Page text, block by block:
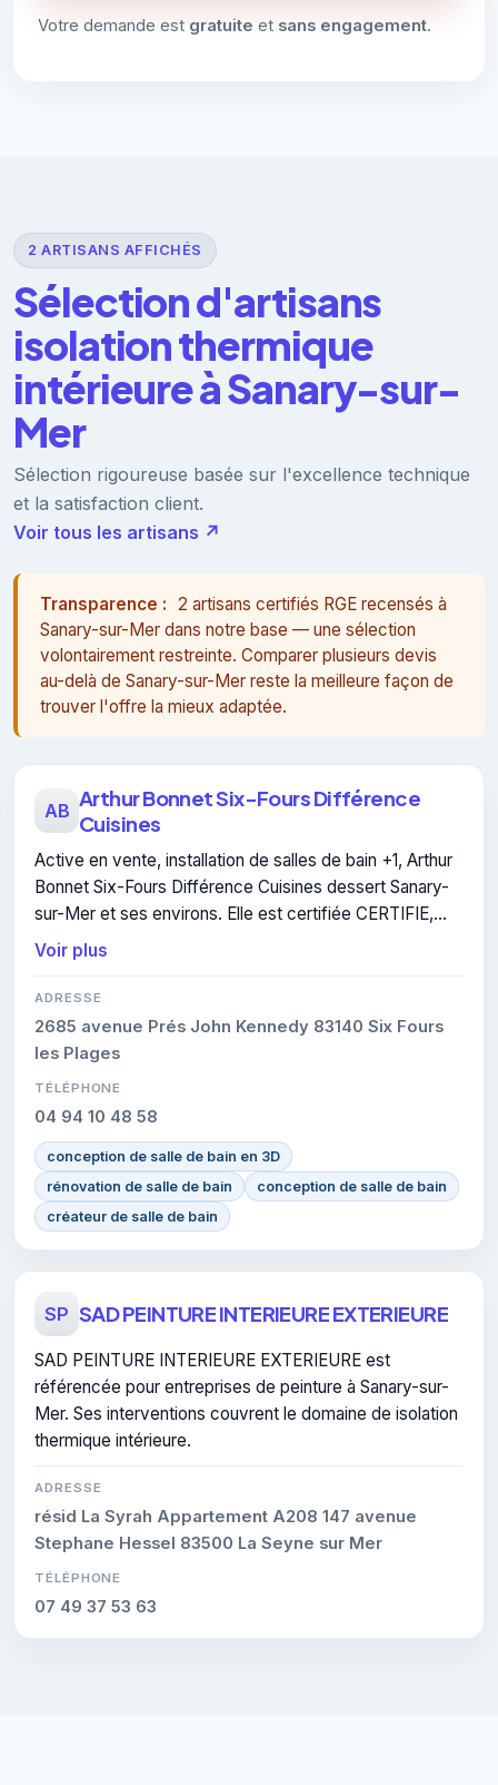
Votre demande est gratuite et sans engagement.
2 ARTISANS AFFICHÉS
Sélection d'artisans
isolation thermique
intérieure à Sanary-sur-
Mer
Sélection rigoureuse basée sur l'excellence technique
et la satisfaction client.
Voir tous les artisans ↗
Transparence : 2 artisans certifiés RGE recensés à
Sanary-sur-Mer dans notre base — une sélection
volontairement restreinte. Comparer plusieurs devis
au-delà de Sanary-sur-Mer reste la meilleure façon de
trouver l'offre la mieux adaptée.
AB Arthur Bonnet Six-Fours Différence
Cuisines
Active en vente, installation de salles de bain +1, Arthur
Bonnet Six-Fours Différence Cuisines dessert Sanary-
sur-Mer et ses environs. Elle est certifiée CERTIFIE,
gage de conformité sur les interventions réalisées.
Voir plus
ADRESSE
2685 avenue Prés John Kennedy 83140 Six Fours
les Plages
TÉLÉPHONE
04 94 10 48 58
conception de salle de bain en 3D
rénovation de salle de bain
conception de salle de bain
créateur de salle de bain
SP SAD PEINTURE INTERIEURE EXTERIEURE
SAD PEINTURE INTERIEURE EXTERIEURE est
référencée pour entreprises de peinture à Sanary-sur-
Mer. Ses interventions couvrent le domaine de isolation
thermique intérieure.
ADRESSE
résid La Syrah Appartement A208 147 avenue
Stephane Hessel 83500 La Seyne sur Mer
TÉLÉPHONE
07 49 37 53 63